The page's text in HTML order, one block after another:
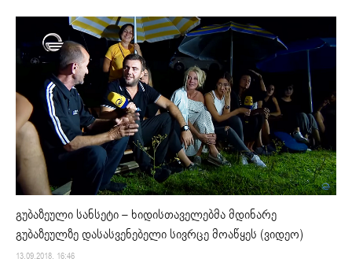
გუბაზეული სანსეტი – ხიდისთაველებმა მდინარე
გუბაზეულზე დასასვენებელი სივრცე მოაწყეს (ვიდეო)
13.09.2018. 16:46